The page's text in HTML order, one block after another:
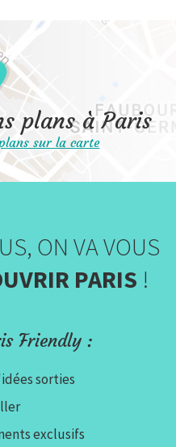
plans à Paris
sur la carte
ON VA VOUS
PARIS !
Friendly :
sorties
exclusifs